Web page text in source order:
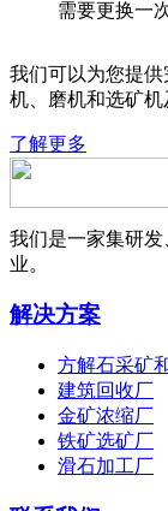
需要更换一
我们可以为您提
机、磨机和选矿机
了解更多
我们是一家集研
业。
解决方案
方解石采矿
建筑回收厂
金矿浓缩厂
铁矿选矿厂
滑石加工厂